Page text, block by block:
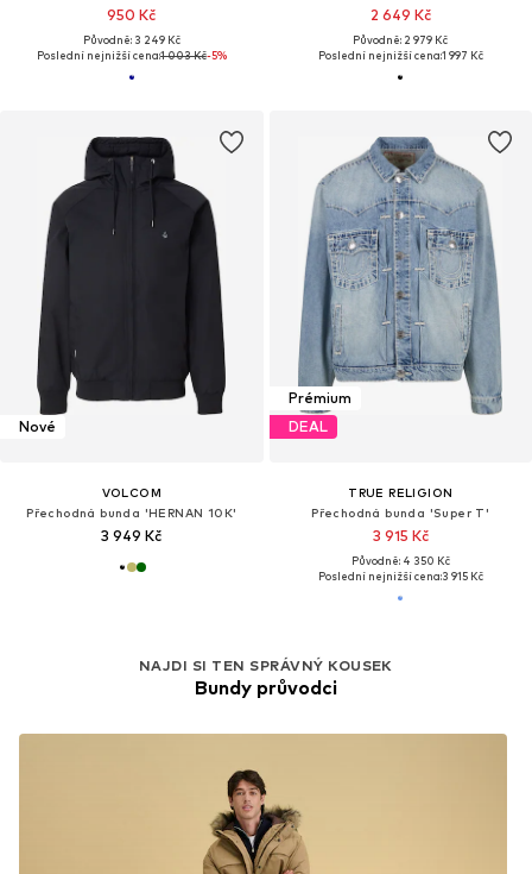
950 Kč
Původně: 3 249 Kč
Poslední nejnižší cena:1 003 Kč-5%
2 649 Kč
Původně: 2 979 Kč
Poslední nejnižší cena:1 997 Kč
Nové
VOLCOM
Přechodná bunda 'HERNAN 10K'
3 949 Kč
Prémium
DEAL
TRUE RELIGION
Přechodná bunda 'Super T'
3 915 Kč
Původně: 4 350 Kč
Poslední nejnižší cena:3 915 Kč
NAJDI SI TEN SPRÁVNÝ KOUSEK
Bundy průvodci